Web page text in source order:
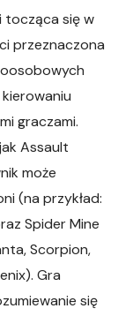
tocząca się w
przeznaczona
graczami.
Assault
może
(na przykład:
Spider Mine
Scorpion,
Gra
się